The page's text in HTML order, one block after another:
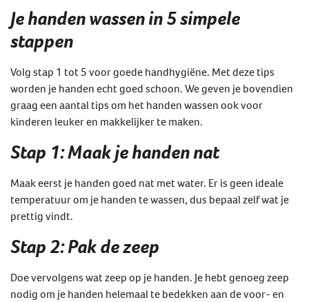
Je handen wassen in 5 simpele
stappen
Volg stap 1 tot 5 voor goede handhygiëne. Met deze tips
worden je handen echt goed schoon. We geven je bovendien
graag een aantal tips om het handen wassen ook voor
kinderen leuker en makkelijker te maken.
Stap 1: Maak je handen nat
Maak eerst je handen goed nat met water. Er is geen ideale
temperatuur om je handen te wassen, dus bepaal zelf wat je
prettig vindt.
Stap 2: Pak de zeep
Doe vervolgens wat zeep op je handen. Je hebt genoeg zeep
nodig om je handen helemaal te bedekken aan de voor- en